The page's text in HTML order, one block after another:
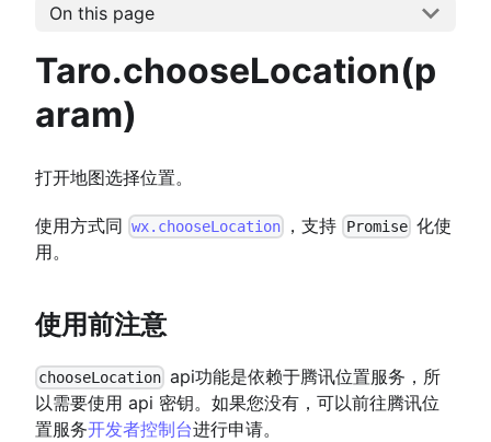
On this page
Taro.chooseLocation(p
aram)
打开地图选择位置。
使用方式同 wx.chooseLocation ，支持 Promise化使
用。
使用前注意
chooseLocation api功能是依赖于腾讯位置服务，所
以需要使用 api 密钥。如果您没有，可以前往腾讯位
置服务开发者控制台进行申请。